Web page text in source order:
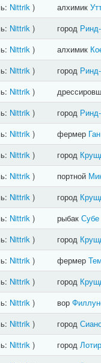
Nittrik ) алхимик
Nittrik ) город
Nittrik ) алхимик
Nittrik ) город
Nittrik )
Nittrik ) город
Nittrik ) фермер Ган
Nittrik ) город
Nittrik ) портной
Nittrik ) город
Nittrik ) рыбак Субе
Nittrik ) город
Nittrik ) фермер
Nittrik ) город
Nittrik ) вор
Nittrik ) город
Nittrik ) город